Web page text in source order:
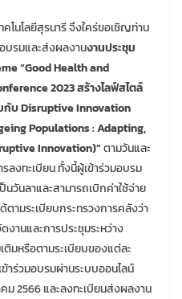
คโนโลยีสุรนารี จึงใคร่ขอเชิญท่าน
บรมและส่งผลงานงานประชุม
“Good Health and
2023 สร้างไลฟ์สไตล์
กับ Disruptive Innovation
Populations : Adapting,
Innovation)”ตามวันและ
รลงทะเบียน ทั้งนี้ผู้เข้าร่วมอบรม
นวันลาและสามารถเบิกค่าใช้จ่าย
ามระเบียบกระทรวงการคลังว่า
านและการประชุมระหว่าง
ติมหรือตามระเบียบของแต่ละ
าร่วมอบรมผ่านระบบออนไลน์
ม 2566 และลงทะเบียนส่งผลงาน